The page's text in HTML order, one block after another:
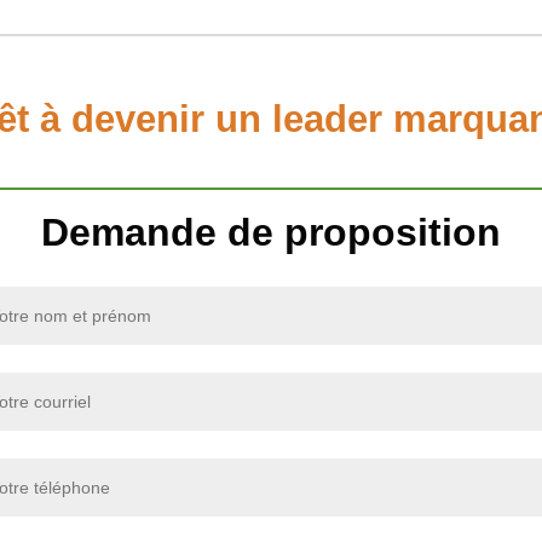
à devenir un leader
Demande de proposition